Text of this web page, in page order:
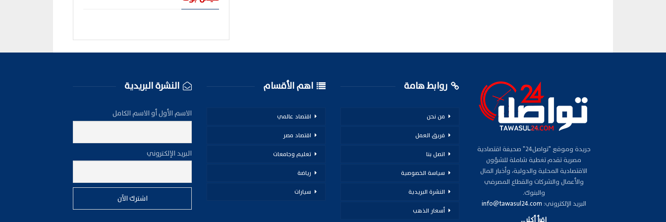
جريدة وموقع "تواصل24" صحيفة اقتصادية
مصرية تقدم تغطية شاملة للشؤون
الاقتصادية المحلية والدولية، وأخبار المال
والأعمال والشركات والقطاع المصرفي
والبنوك.
البريد الإلكتروني: info@tawasul24.com
روابط هامة
من نحن
فريق العمل
اتصل بنا
سياسة الخصوصية
النشرة البريدية
أسعار الذهب
اهم الأقسام
اقتصاد عالمي
اقتصاد مصر
تعليم وجامعات
رياضة
سيارات
النشرة البريدية
الاسم الأول أو الاسم الكامل
البريد الإلكتروني